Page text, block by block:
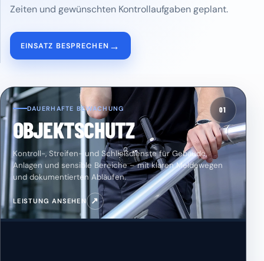
Zeiten und gewünschten Kontrollaufgaben geplant.
EINSATZ BESPRECHEN →
01
DAUERHAFTE BEWACHUNG
OBJEKTSCHUTZ
Kontroll-, Streifen- und Schließdienste für Gebäude,
Anlagen und sensible Bereiche – mit klaren Meldewegen
und dokumentierten Abläufen.
LEISTUNG ANSEHEN ↗